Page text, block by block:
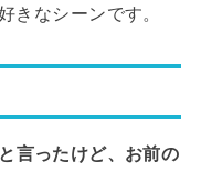
きなシーンです。
言ったけど、お前の